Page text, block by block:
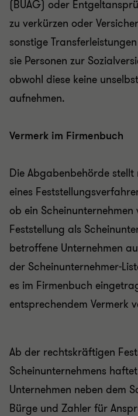
(BUAG) oder
zu verkürzen oder
sonstige
sie Personen zur
obwohl diese keine
aufnehmen.
Vermerk im Firmenbuch
Die Abgabenbehörde
eines
ob ein
Feststellung als
betroffene Unternehmen
der Scheinunternehmer-
es im Firmenbuch
entsprechendem Vermerk
Ab der rechtskräftigen
Scheinunternehmens
Unternehmen neben dem
Bürge und Zahler für